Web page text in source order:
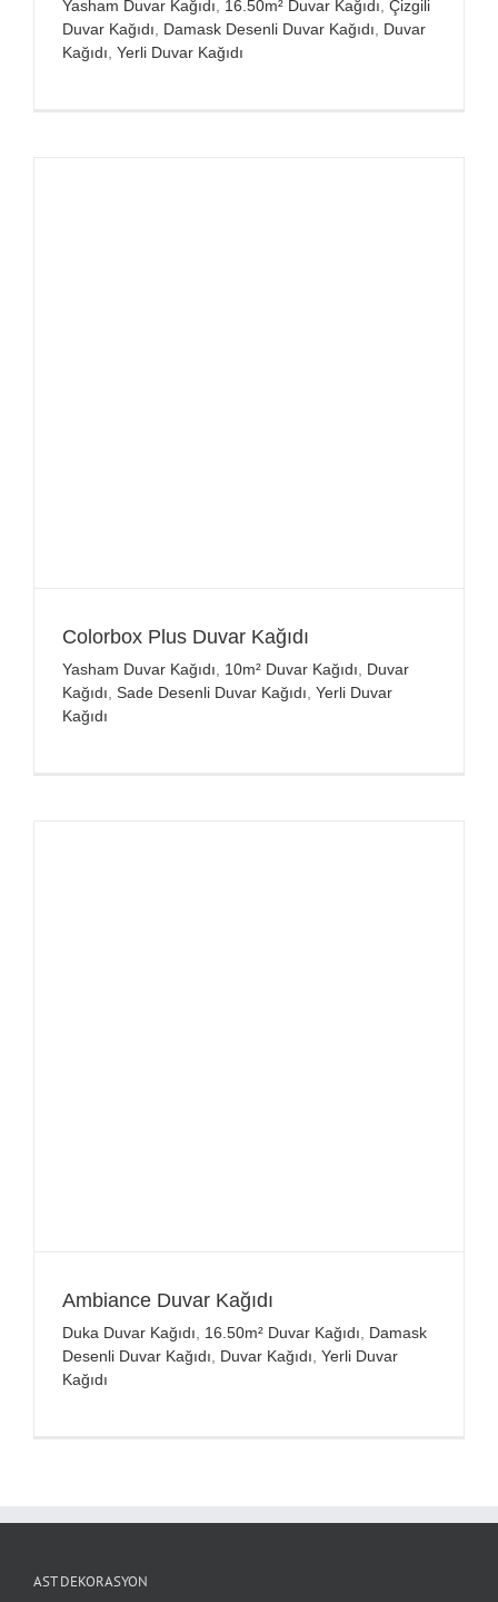
Yasham Duvar Kağıdı 16.50m² Duvar Kağıdı Çizgili
Duvar Kağıdı
Damask Desenli Duvar Kağıdı
Duvar
Kağıdı Yerli Duvar Kağıdı
Colorbox Plus Duvar Kağıdı
Yasham Duvar Kağıdı 10m² Duvar Kağıdı
Duvar
Kağıdı Sade Desenli Duvar Kağıdı Yerli Duvar
Kağıdı
Ambiance Duvar Kağıdı
Duka Duvar Kağıdı 16.50m² Duvar Kağıdı
Damask
Desenli Duvar Kağıdı
Duvar Kağıdı Yerli Duvar
Kağıdı
AST DEKORASYON